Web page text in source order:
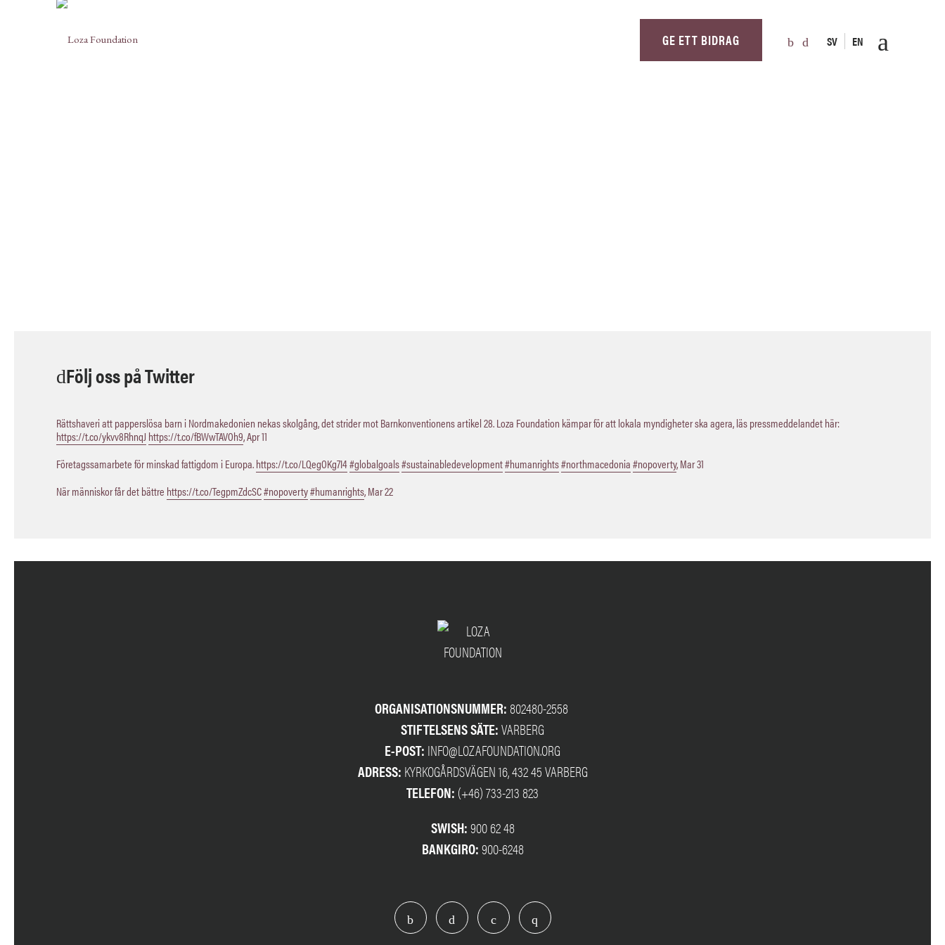
GE ETT BIDRAG SV EN
Följ oss på Twitter
Rättshaveri att papperslösa barn i Nordmakedonien nekas skolgång, det strider mot Barnkonventionens artikel 28. Loza Foundation kämpar för att lokala myndigheter ska agera, läs pressmeddelandet här:
https://t.co/ykvv8RhnqJ https://t.co/fBWwTAVOh9,Apr 11
Företagssamarbete för minskad fattigdom i Europa.https://t.co/LQegOKg7I4#globalgoals#sustainabledevelopment#humanrights#northmacedonia#nopoverty,Mar 31
När människor får det bättre https://t.co/TegpmZdcSC#nopoverty#humanrights,Mar 22
ORGANISATIONSNUMMER: 802480-2558
STIFTELSENS SÄTE:VARBERG
E-POST: INFO@LOZAFOUNDATION.ORG
ADRESS: KYRKOGÅRDSVÄGEN 16, 432 45 VARBERG
TELEFON: (+46) 733-213 823
SWISH:900 62 48
BANKGIRO:900-6248